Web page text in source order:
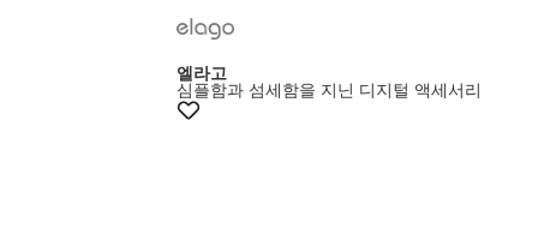
엘라고
심플함과 섬세함을 지닌 디지털 액세서리